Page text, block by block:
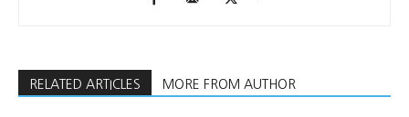
RELATED ARTICLES MORE FROM AUTHOR